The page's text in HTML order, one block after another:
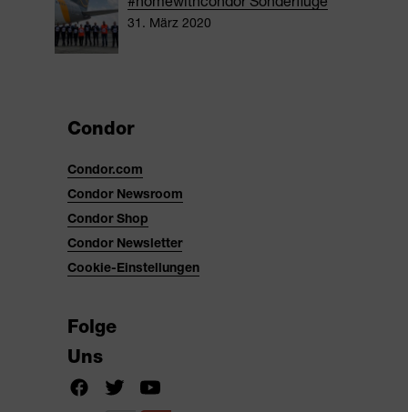
31. März 2020
Condor
Condor.com
Condor Newsroom
Condor Shop
Condor Newsletter
Cookie-Einstellungen
Folge
Uns